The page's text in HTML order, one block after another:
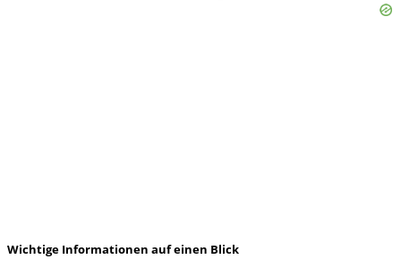
Wichtige Informationen auf einen Blick